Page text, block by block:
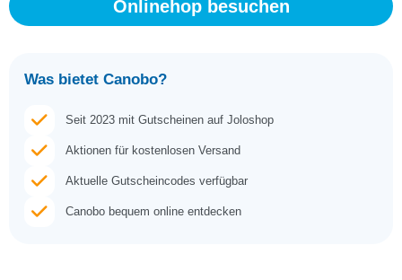
Onlinehop besuchen
Was bietet Canobo?
Seit 2023 mit Gutscheinen auf Joloshop
Aktionen für kostenlosen Versand
Aktuelle Gutscheincodes verfügbar
Canobo bequem online entdecken